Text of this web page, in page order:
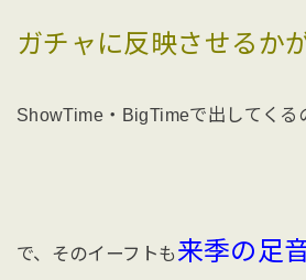
ガチャに反映させるか
ShowTime・BigTimeで出してくる
で、そのイーフトも 来季の足